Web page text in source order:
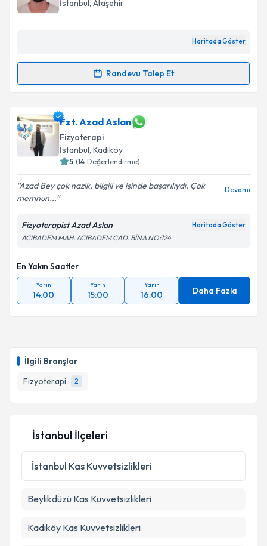
İlgili Branşlar
Fizyoterapi
2
İstanbul , Ataşehir
Haritada Göster
Randevu Talep Et
Randevu Takvimi Talebi
Fzt. Ali Sovukluk için randevu takvimi talebi oluşturun.
Size bu uzmandan randevu almanız için bir takvim
hazırlandığında e-posta ile bilgilendireceğiz.
E-posta Adresiniz
Kişisel verilerimin işlenmesine ilişkin
Aydınlatma
Metni'ni okudum ve kişisel verilerimin belirtilen
Takvim Talebini Gönder
Fzt. Azad Aslan
Fizyoterapi
İstanbul, Kadıköy
5 (14 Değerlendirme)
Azad Bey çok nazik, bilgili ve işinde başarılıydı. Çok
memnun...
Devamı
Fizyoterapist Azad Aslan Haritada Göster
ACIBADEM MAH. ACIBADEM CAD. BİNA NO:124
En Yakın Saatler
Yarın
14:00
Yarın
15:00
Yarın
16:00 Daha Fazla
İstanbul İlçeleri
İstanbul Kas Kuvvetsizlikleri
Beylikdüzü Kas Kuvvetsizlikleri
Kadıköy Kas Kuvvetsizlikleri